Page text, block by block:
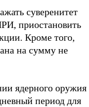
суверенитет
приостановить
Кроме того,
на сумму не
ядерного оружия
период для